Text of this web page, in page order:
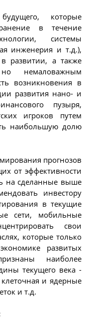
которые
в течение
системы
инженерия и т.д.),
развитии, а также
немаловажным
возникновения в
развития нано- и
пузыря,
игроков путем
наибольшую долю
прогнозов
от эффективности
на сделанные выше
инвестору
в текущие
сети, мобильные
свои
которые только
развитых
наиболее
текущего века -
и ядерные
и т.д.